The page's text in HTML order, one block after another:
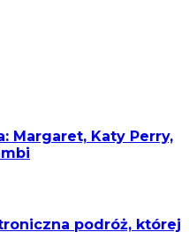
Margaret, Katy Perry,
podróż, której